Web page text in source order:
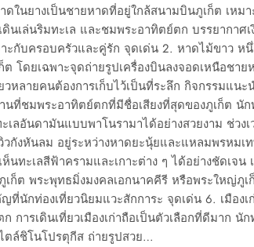
ในยางเป็นชายหาดที่อยู่ใกล้สนามบินภูเก็ต เหม
นเล่นริมทะเล และชมพระอาทิตย์ตก บรรยากาศเ
ะกับครอบครัวและคู่รัก จุดเด่น 2. หาดไม้ขาว ห
โดยเฉพาะจุดถ่ายรูปเครื่องบินลงจอดเหนือชาย
หลายคนต้องการเก็บไว้เป็นที่ระลึก กิจกรรมแนะ
ที่ชมพระอาทิตย์ตกที่มีชื่อเสียงที่สุดของภูเก็ต นัก
เลอันดามันแบบพาโนรามาได้อย่างสวยงาม ช่วงเ
กังหันลม อยู่ระหว่างหาดยะนุ้ยและแหลมพรหมเ
นทะเลสีฟ้าครามและเกาะต่าง ๆ ได้อย่างชัดเจน
ก็ต พระพุทธมิ่งมงคลเอกนาคคีรี หรือพระใหญ่ภูเ
นักท่องเที่ยวนิยมแวะสักการะ จุดเด่น 6. เมืองเ
การเดินเที่ยวเมืองเก่าถือเป็นตัวเลือกที่ดีมาก นัก
ตล์ชิโนโปรตุกีส ถ่ายรูปสวย…